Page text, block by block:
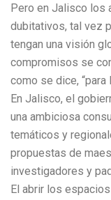
Pero en Jalisco los
dubitativos, tal vez
tengan una visión
compromisos se
como se dice, “para
En Jalisco, el
una ambiciosa
temáticos y
propuestas de
investigadores y
El abrir los